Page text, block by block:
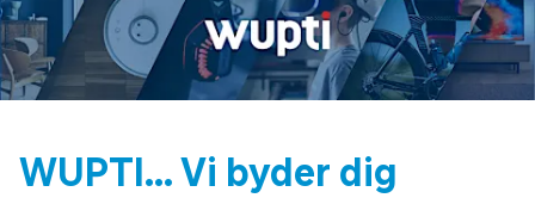
WUPTI... Vi byder dig